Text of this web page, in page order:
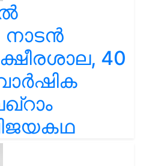
40